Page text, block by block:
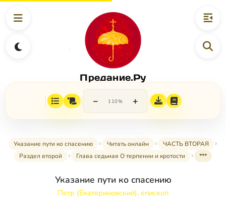
Предание.Ру
− 110% +
Указание пути ко спасению Читать онлайн
ЧАСТЬ ВТОРАЯ
Раздел второй
Глава седьмая О терпении и кротости ***
Указание пути ко спасению
Петр (Екатериновский), епископ